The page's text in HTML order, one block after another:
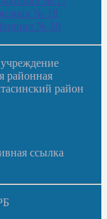
№ 18
филиал № 10
районная
район
ссылка